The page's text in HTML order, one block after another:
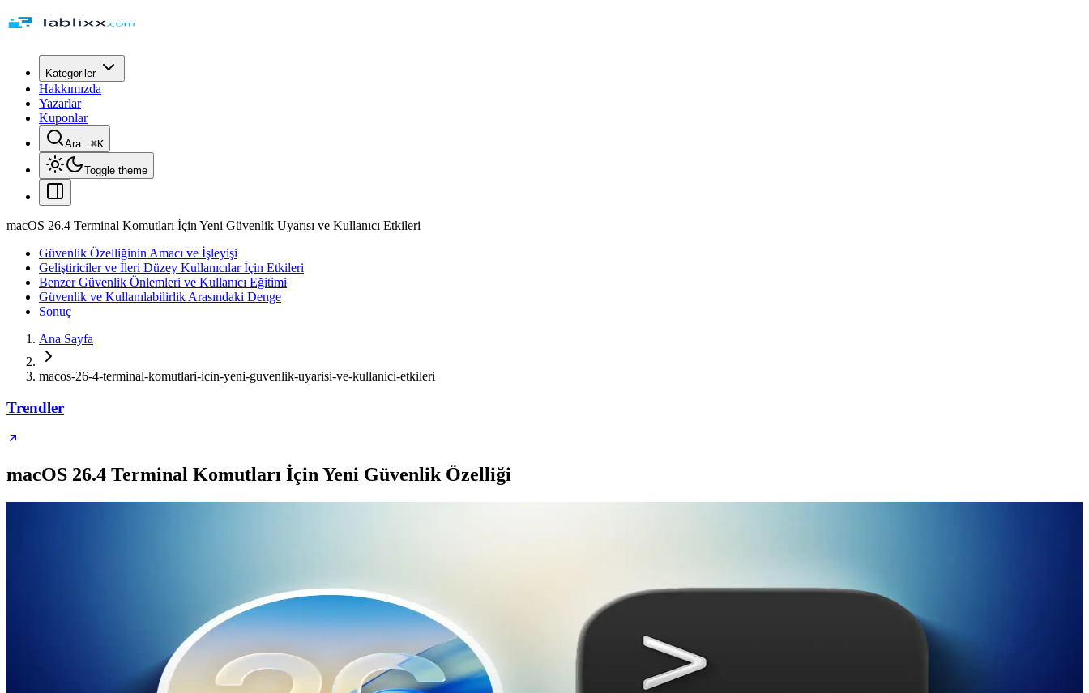
Kategoriler
Hakkımızda
Yazarlar
Kuponlar
Ara...⌘K
Toggle theme
macOS 26.4 Terminal Komutları İçin Yeni Güvenlik Uyarısı ve Kullanıcı Etkileri
Güvenlik Özelliğinin Amacı ve İşleyişi
Geliştiriciler ve İleri Düzey Kullanıcılar İçin Etkileri
Benzer Güvenlik Önlemleri ve Kullanıcı Eğitimi
Güvenlik ve Kullanılabilirlik Arasındaki Denge
Sonuç
Ana Sayfa
macos-26-4-terminal-komutlari-icin-yeni-guvenlik-uyarisi-ve-kullanici-etkileri
Trendler
macOS 26.4 Terminal Komutları İçin Yeni Güvenlik Özelliği